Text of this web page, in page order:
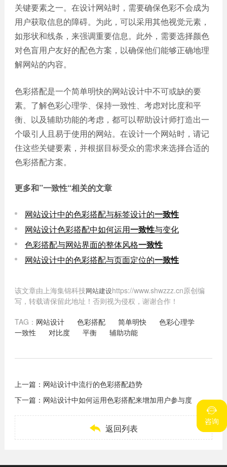
关键要素之一。在设计网站时，需要确保色彩不会成为
用户获取信息的障碍。为此，可以采用其他视觉元素，
如形状和线条，来强调重要信息。此外，需要选择颜色
对色盲用户友好的配色方案，以确保他们能够正确地理
解网站的内容。
色彩搭配是一个简单明快的网站设计中不可或缺的要
素。了解色彩心理学、保持一致性、考虑对比度和平
衡、以及辅助功能的考虑，都可以帮助设计师打造出一
个吸引人且易于使用的网站。在设计一个网站时，请记
住这些关键要素，并根据目标受众的需求来选择合适的
色彩搭配方案。
更多和”一致性“相关的文章
网站设计中的色彩搭配与标签设计的一致性
网站设计色彩搭配中如何运用一致性与变化
色彩搭配与网站界面的整体风格一致性
网站设计中的色彩搭配与页面定位的一致性
该文章由上海集锦科技网站建设https://www.shwzzz.cn原创编
写，转载请保留此地址！否则视为侵权，谢谢合作！
TAG： 网站设计 色彩搭配 简单明快
色彩心理学
一致性
对比度 平衡 辅助功能
上一篇： 网站设计中流行的色彩搭配趋势
下一篇： 网站设计中如何运用色彩搭配来增加用户参与度
 返回列表

咨询

咨询